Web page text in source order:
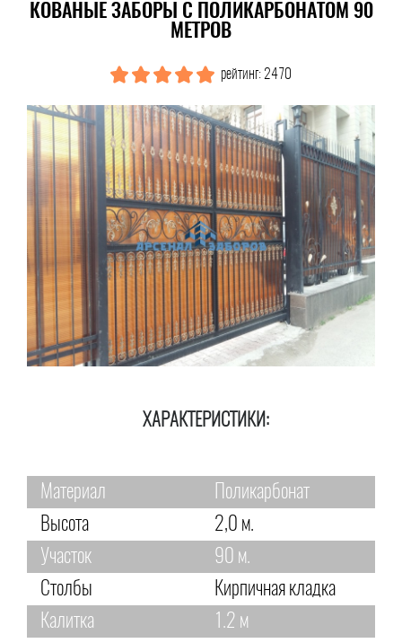
КОВАНЫЕ ЗАБОРЫ С ПОЛИКАРБОНАТОМ 90
МЕТРОВ
рейтинг: 2470
ХАРАКТЕРИСТИКИ:
Материал
Поликарбонат
Высота
2,0 м.
Участок
90 м.
Столбы
Кирпичная кладка
Калитка
1.2 м